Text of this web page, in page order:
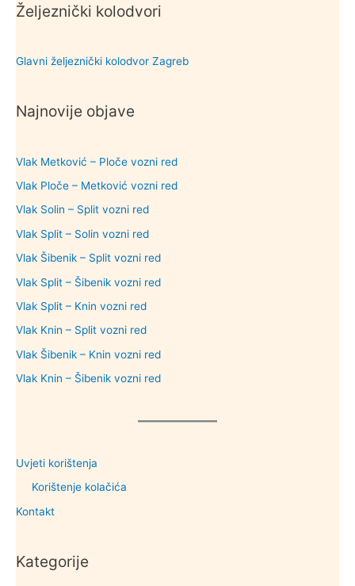
Željeznički kolodvori
Glavni željeznički kolodvor Zagreb
Najnovije objave
Vlak Metković – Ploče vozni red
Vlak Ploče – Metković vozni red
Vlak Solin – Split vozni red
Vlak Split – Solin vozni red
Vlak Šibenik – Split vozni red
Vlak Split – Šibenik vozni red
Vlak Split – Knin vozni red
Vlak Knin – Split vozni red
Vlak Šibenik – Knin vozni red
Vlak Knin – Šibenik vozni red
Uvjeti korištenja
Korištenje kolačića
Kontakt
Kategorije